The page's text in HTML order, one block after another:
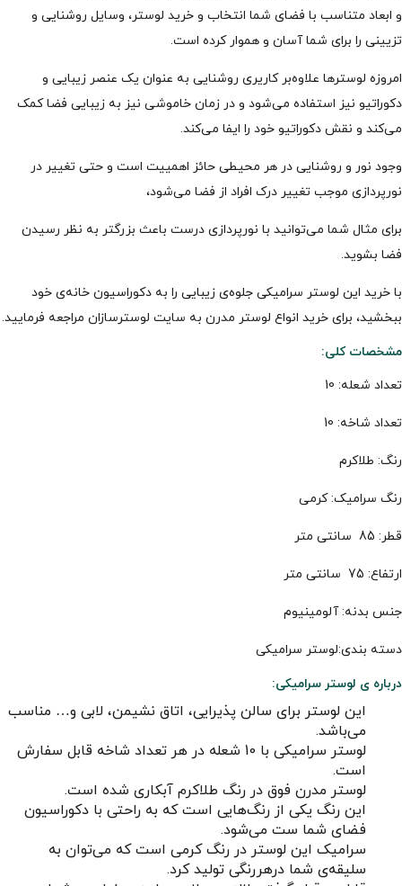
و ابعاد متناسب با فضای شما انتخاب و خرید لوستر، وسایل روشنایی و
تزیینی را برای شما آسان و هموار کرده است.
امروزه لوسترها علاوه‌بر کاریری روشنایی به عنوان یک عنصر زیبایی و
دکوراتیو نیز استفاده می‌شود و در زمان خاموشی نیز به زیبایی فضا کمک
می‌کند و نقش دکوراتیو خود را ایفا می‌کند.
وجود نور و روشنایی در هر محیطی حائز اهمییت است و حتی تغییر در
نورپردازی موجب تغییر درک افراد از فضا می‌شود،
برای مثال شما می‌توانید با نورپردازی درست باعث بزرگتر به نظر رسیدن
فضا بشوید.
با خرید این لوستر سرامیکی جلوه‌ی زیبایی را به دکوراسیون خانه‌ی خود
ببخشید، برای خرید انواع لوستر مدرن به سایت لوسترسازان مراجعه فرمایید.
مشخصات کلی:
تعداد شعله: 10
تعداد شاخه: 10
رنگ: طلاکرم
رنگ سرامیک: کرمی
قطر: 85 سانتی متر
ارتفاع: 75 سانتی متر
جنس بدنه: آلومینیوم
دسته بندی:لوستر سرامیکی
درباره ی لوستر سرامیکی:
این لوستر برای سالن پذیرایی، اتاق نشیمن، لابی و… مناسب
می‌باشد.
لوستر سرامیکی با 10 شعله در هر تعداد شاخه قابل سفارش
است.
لوستر مدرن فوق در رنگ طلاکرم آبکاری شده است.
این رنگ یکی از رنگ‌هایی است که به راحتی با دکوراسیون
فضای شما ست می‌شود.
سرامیک این لوستر در رنگ کرمی است که می‌توان به
سلیقه‌ی شما درهررنگی تولید کرد.